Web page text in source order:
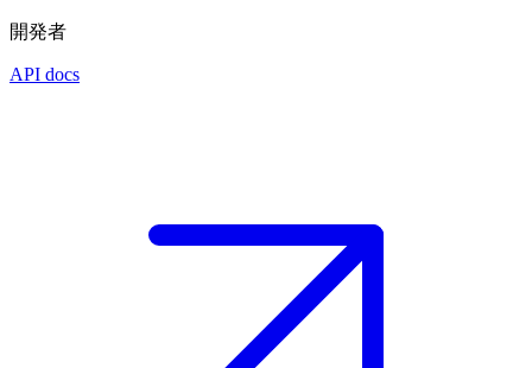
開発者
API docs